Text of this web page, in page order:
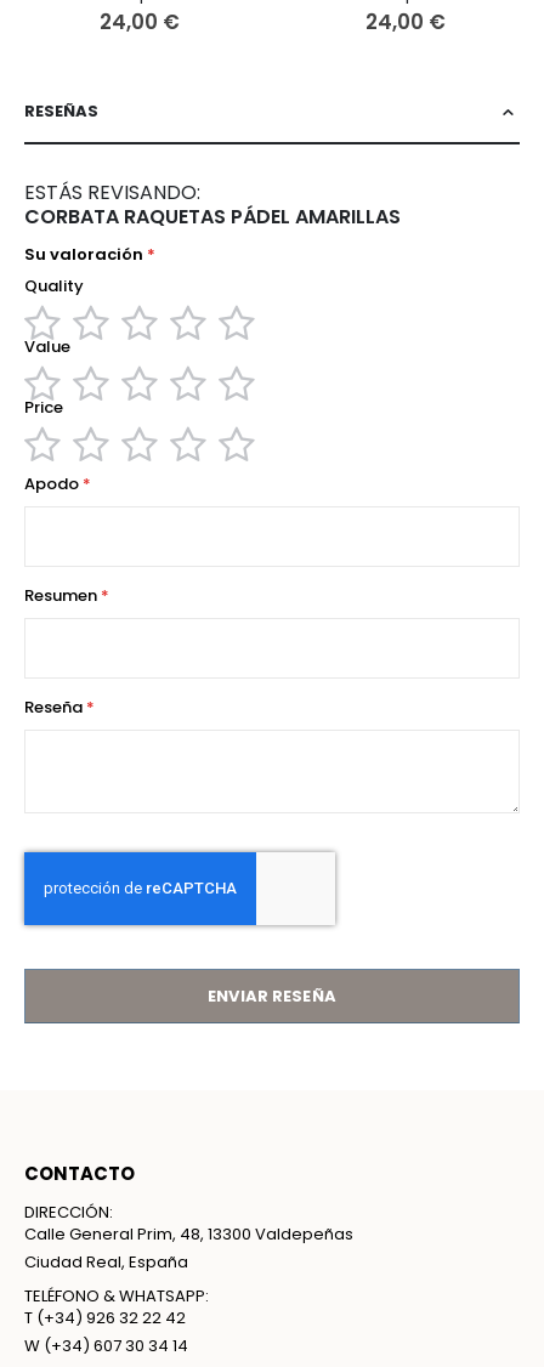
24,00 € 24,00 €
RESEÑAS
ESTÁS REVISANDO:
CORBATA RAQUETAS PÁDEL AMARILLAS
Su valoración
Quality
1
star
2
stars
3
stars
4
stars
5
stars
Value
1
star
2
stars
3
stars
4
stars
5
stars
Price
12
3
4
5
Apodo
Resumen
Reseña
ENVIAR RESEÑA
CONTACTO
DIRECCIÓN:
Calle General Prim, 48, 13300 Valdepeñas
Ciudad Real, España
TELÉFONO & WHATSAPP:
T (+34) 926 32 22 42
W (+34) 607 30 34 14